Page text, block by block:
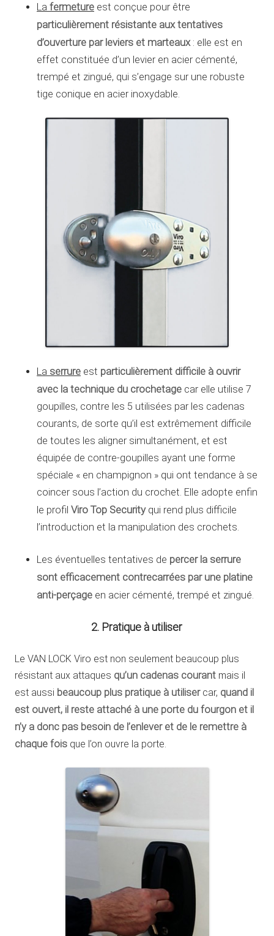
La fermeture est conçue pour être
particulièrement résistante aux tentatives
d’ouverture par leviers et marteaux: elle est en
effet constituée d’un levier en acier cémenté,
trempé et zingué, qui s’engage sur une robuste
tige conique en acier inoxydable.
La serrure est particulièrement difficile à ouvrir
avec la technique du crochetage car elle utilise 7
goupilles, contre les 5 utilisées par les cadenas
courants, de sorte qu’il est extrêmement difficile
de toutes les aligner simultanément, et est
équipée de contre-goupilles ayant une forme
spéciale « en champignon » qui ont tendance à se
coincer sous l’action du crochet. Elle adopte enfin
le profil Viro Top Securityqui rend plus difficile
l’introduction et la manipulation des crochets.
Les éventuelles tentatives de percer la serrure
sont efficacement contrecarrées par une platine
anti-perçage en acier cémenté, trempé et zingué.
2. Pratique à utiliser
Le VAN LOCK Viro est non seulement beaucoup plus
résistant aux attaques qu’un cadenas courant mais il
est aussi beaucoup plus pratique à utiliser car, quand il
est ouvert, il reste attaché à une porte du fourgon et il
n’y a donc pas besoin de l’enlever et de le remettre à
chaque fois que l’on ouvre la porte.